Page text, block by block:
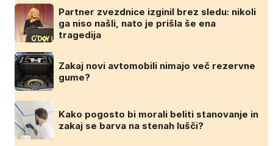
Partner zvezdnice izginil brez sledu: nikoli
ga niso našli, nato je prišla še ena
tragedija
Zakaj novi avtomobili nimajo več rezervne
gume?
Kako pogosto bi morali beliti stanovanje in
zakaj se barva na stenah lušči?